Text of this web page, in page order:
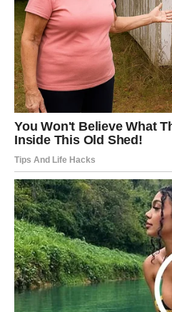
U martu Vodolija ulazi u
igre.
Ako si u vezi, odnos dobija
iskrenosti, više planova, više
tu osobu.
Ako si slobodna, dolazi
zato što je savršeno, već zato
ne pokušava promeniti, već te
Ako postoji stara priča, mart
razgovor – i oslobađanje.
vraćanje, nego zatvaranje.
Ovo je mesec kada Vodolija
počinje da živi istinu.